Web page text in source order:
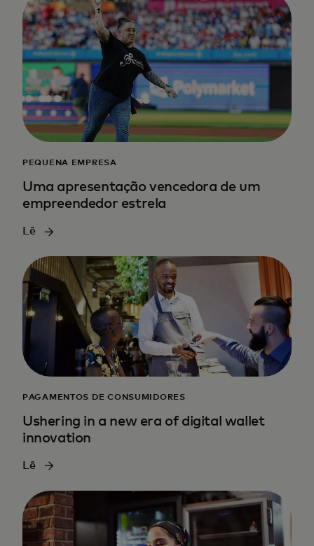
PEQUENA EMPRESA
Uma apresentação vencedora de um
empreendedor estrela
Lê
PAGAMENTOS DE CONSUMIDORES
Ushering in a new era of digital wallet
innovation
Lê